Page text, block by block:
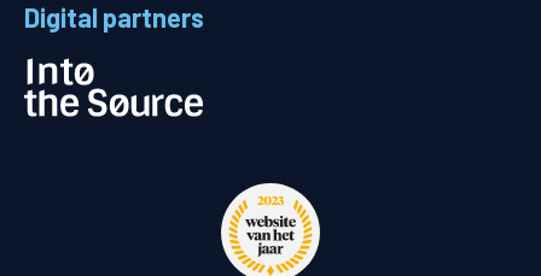
Digital partners